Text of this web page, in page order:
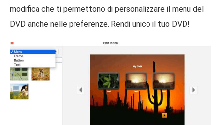
modifica che ti permettono di personalizzare il menu del
DVD anche nelle preferenze. Rendi unico il tuo DVD!